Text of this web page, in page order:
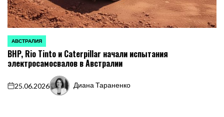
ОПУБЛИКОВАНО
В
АВСТРАЛИЯ
BHP, Rio Tinto и Caterpillar начали испытания
электросамосвалов в Австралии
on
25.06.2026
Запись
Диана Тараненко